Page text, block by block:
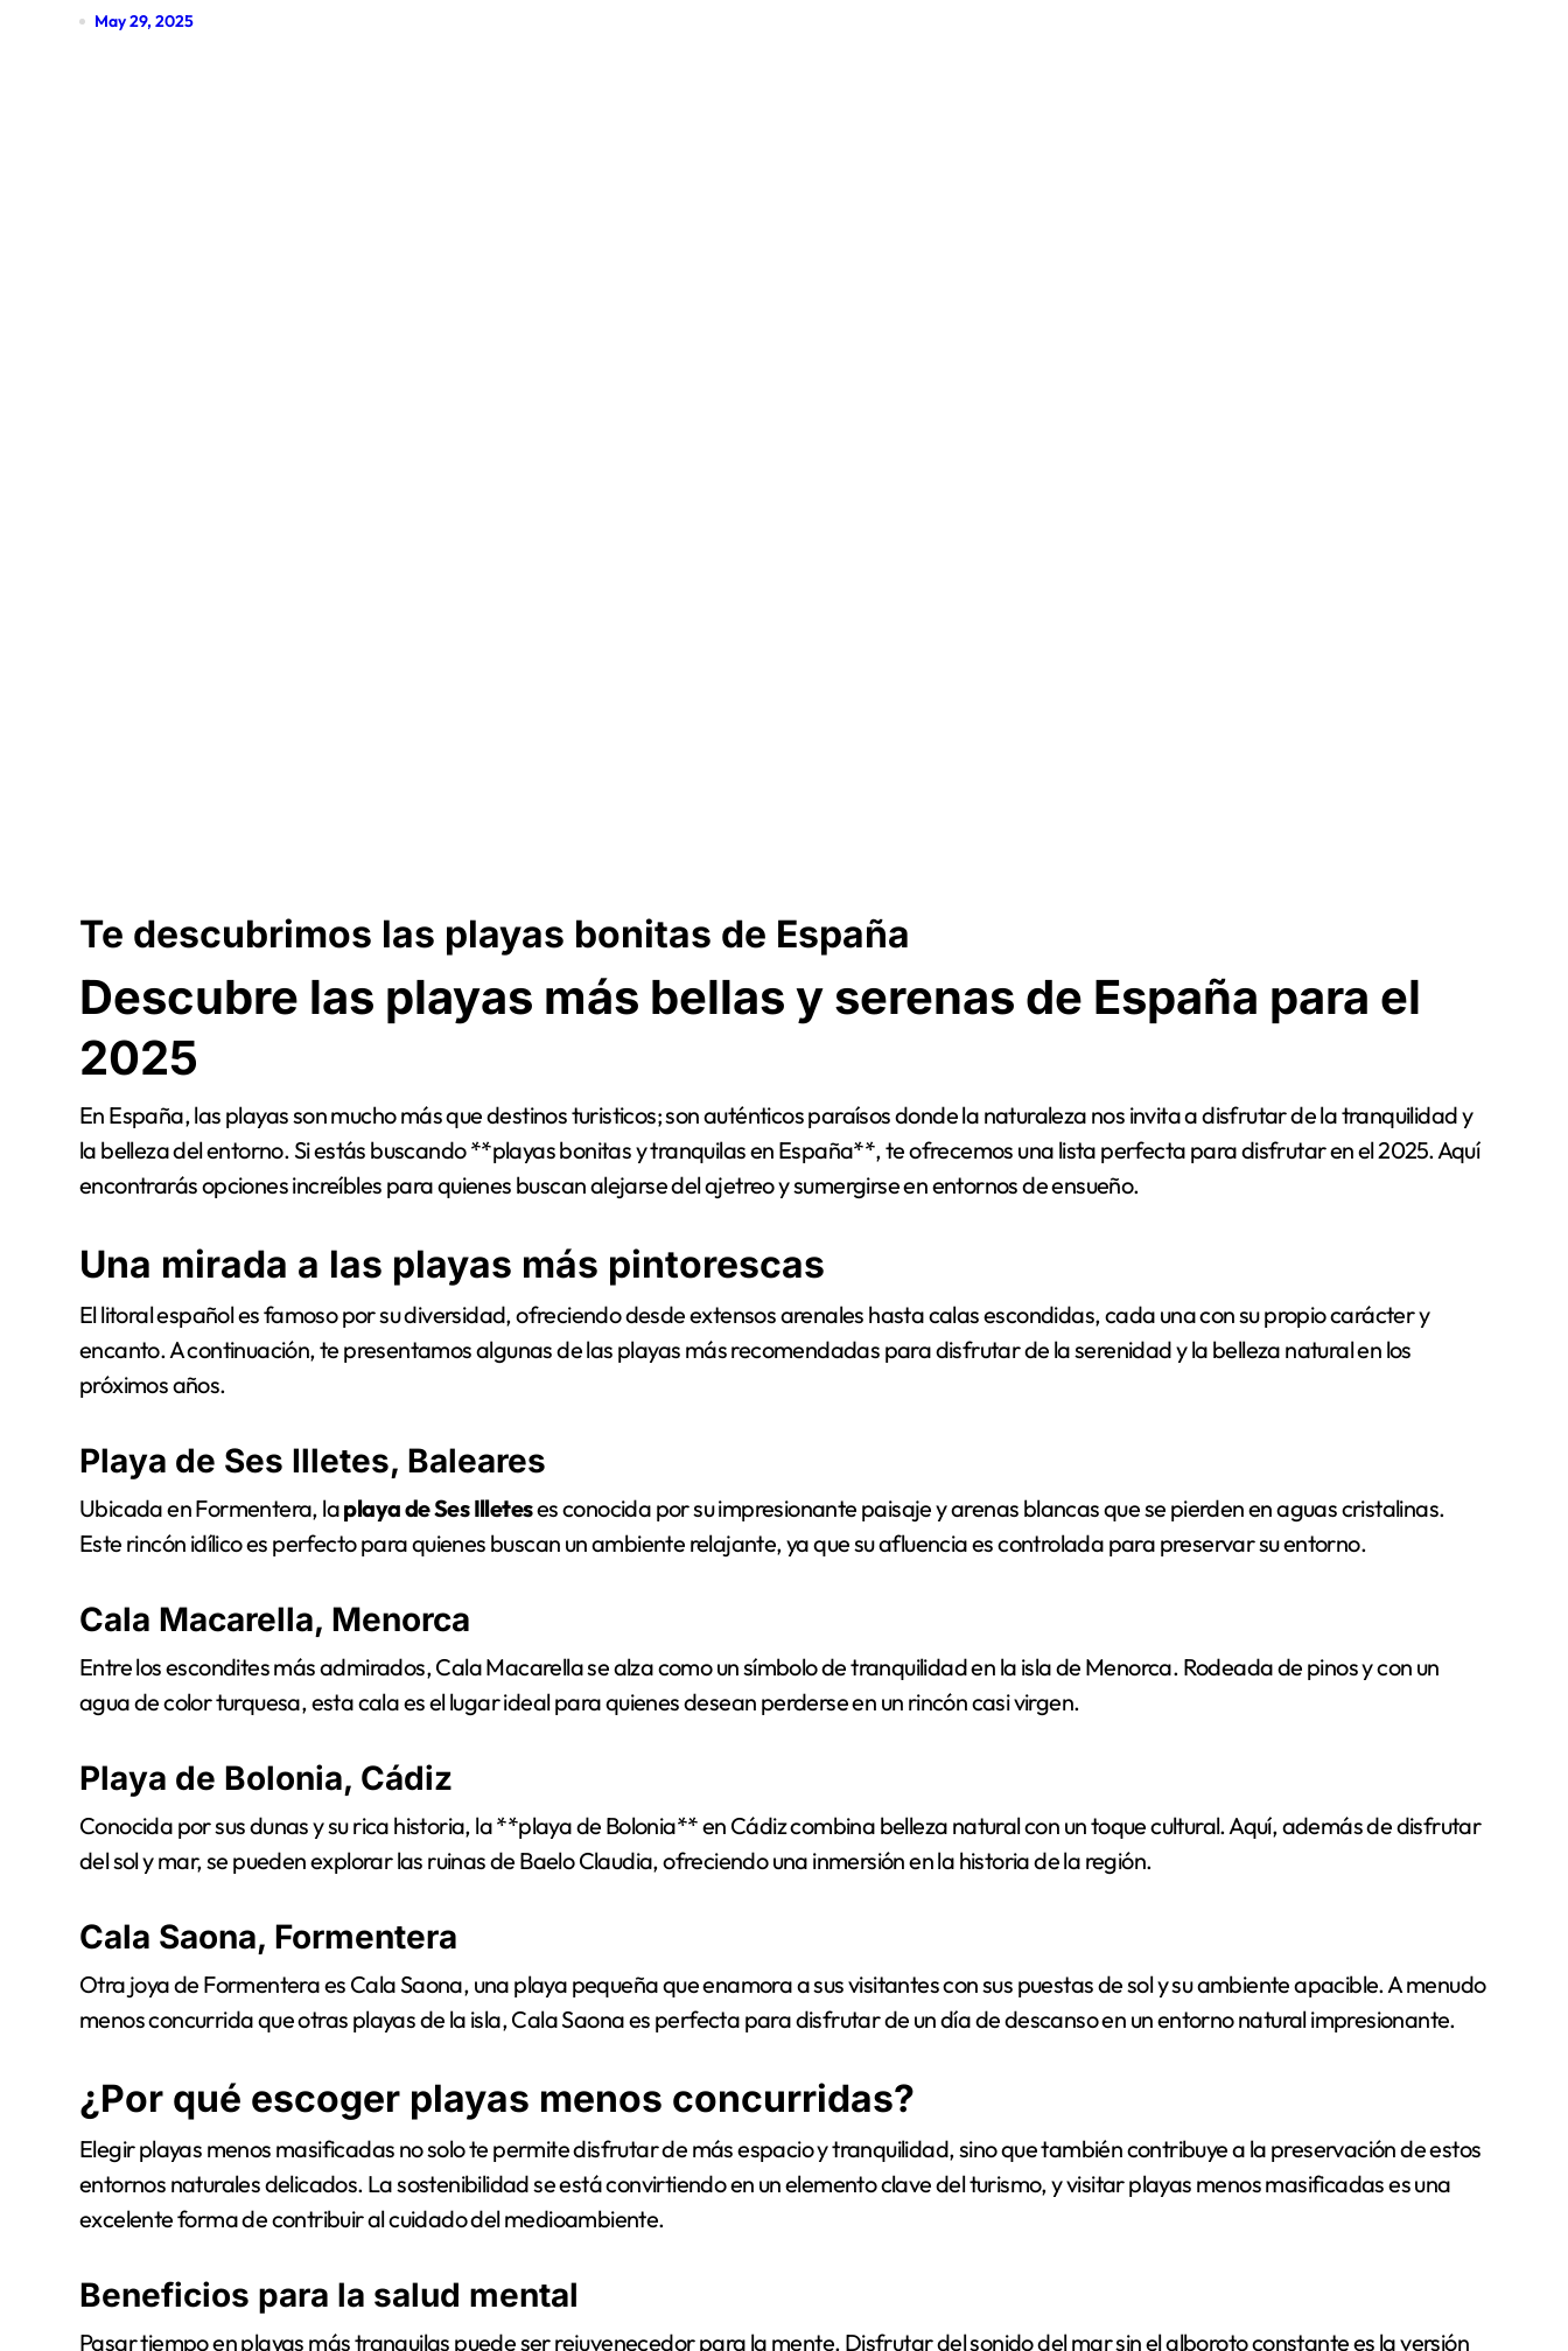
May 29, 2025
Te descubrimos las playas bonitas de España
Descubre las playas más bellas y serenas de España para el
2025
En España, las playas son mucho más que destinos turisticos; son auténticos paraísos donde la naturaleza nos invita a disfrutar de la tranquilidad y
la belleza del entorno. Si estás buscando **playas bonitas y tranquilas en España**, te ofrecemos una lista perfecta para disfrutar en el 2025. Aquí
encontrarás opciones increíbles para quienes buscan alejarse del ajetreo y sumergirse en entornos de ensueño.
Una mirada a las playas más pintorescas
El litoral español es famoso por su diversidad, ofreciendo desde extensos arenales hasta calas escondidas, cada una con su propio carácter y
encanto. A continuación, te presentamos algunas de las playas más recomendadas para disfrutar de la serenidad y la belleza natural en los
próximos años.
Playa de Ses Illetes, Baleares
Ubicada en Formentera, laplaya de Ses Illeteses conocida por su impresionante paisaje y arenas blancas que se pierden en aguas cristalinas.
Este rincón idílico es perfecto para quienes buscan un ambiente relajante, ya que su afluencia es controlada para preservar su entorno.
Cala Macarella, Menorca
Entre los escondites más admirados, Cala Macarella se alza como un símbolo de tranquilidad en la isla de Menorca. Rodeada de pinos y con un
agua de color turquesa, esta cala es el lugar ideal para quienes desean perderse en un rincón casi virgen.
Playa de Bolonia, Cádiz
Conocida por sus dunas y su rica historia, la **playa de Bolonia** en Cádiz combina belleza natural con un toque cultural. Aquí, además de disfrutar
del sol y mar, se pueden explorar las ruinas de Baelo Claudia, ofreciendo una inmersión en la historia de la región.
Cala Saona, Formentera
Otra joya de Formentera es Cala Saona, una playa pequeña que enamora a sus visitantes con sus puestas de sol y su ambiente apacible. A menudo
menos concurrida que otras playas de la isla, Cala Saona es perfecta para disfrutar de un día de descanso en un entorno natural impresionante.
¿Por qué escoger playas menos concurridas?
Elegir playas menos masificadas no solo te permite disfrutar de más espacio y tranquilidad, sino que también contribuye a la preservación de estos
entornos naturales delicados. La sostenibilidad se está convirtiendo en un elemento clave del turismo, y visitar playas menos masificadas es una
excelente forma de contribuir al cuidado del medioambiente.
Beneficios para la salud mental
Pasar tiempo en playas más tranquilas puede ser rejuvenecedor para la mente. Disfrutar del sonido del mar sin el alboroto constante es la versión